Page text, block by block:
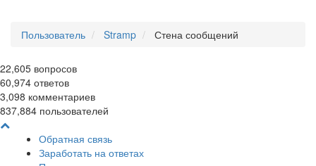
Пользователь Stramp Стена сообщений
22,605 вопросов
60,974 ответов
3,098 комментариев
837,884 пользователей
Обратная связь
Заработать на ответах